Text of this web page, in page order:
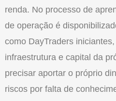
renda. No processo de
de operação é
como DayTraders
infraestrutura e capital da
precisar aportar o próprio
riscos por falta de